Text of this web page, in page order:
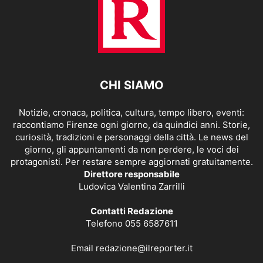
CHI SIAMO
Notizie, cronaca, politica, cultura, tempo libero, eventi:
raccontiamo Firenze ogni giorno, da quindici anni. Storie,
curiosità, tradizioni e personaggi della città. Le news del
giorno, gli appuntamenti da non perdere, le voci dei
protagonisti. Per restare sempre aggiornati gratuitamente.
Direttore responsabile
Ludovica Valentina Zarrilli
Contatti Redazione
Telefono 055 6587611
Email redazione@ilreporter.it